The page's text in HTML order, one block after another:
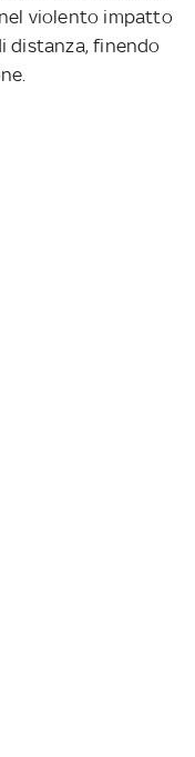
violento impatto
distanza, finendo